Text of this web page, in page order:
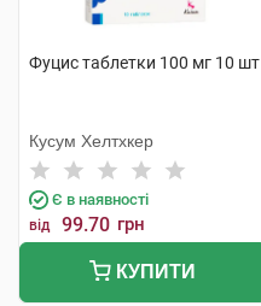
Фуцис таблетки 100 мг 10 шт
Кусум Хелтхкер
Є в наявності
від 99.70 грн
КУПИТИ